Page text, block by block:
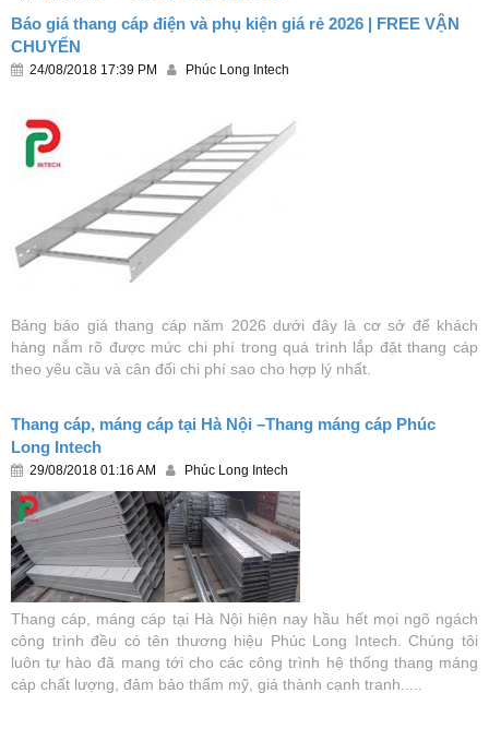
Báo giá thang cáp điện và phụ kiện giá rẻ 2026 | FREE VẬN
CHUYỂN
24/08/2018 17:39 PM Phúc Long Intech
Bảng báo giá thang cáp năm 2026 dưới đây là cơ sở để khách
hàng nắm rõ được mức chi phí trong quá trình lắp đặt thang cáp
theo yêu cầu và cân đối chi phí sao cho hợp lý nhất.
Thang cáp, máng cáp tại Hà Nội –Thang máng cáp Phúc
Long Intech
29/08/2018 01:16 AM Phúc Long Intech
Thang cáp, máng cáp tại Hà Nội hiện nay hầu hết mọi ngõ ngách
công trình đều có tên thương hiệu Phúc Long Intech. Chúng tôi
luôn tự hào đã mang tới cho các công trình hệ thống thang máng
cáp chất lượng, đảm bảo thẩm mỹ, giá thành cạnh tranh.....